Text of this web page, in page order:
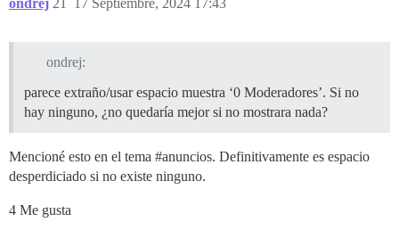
ondrej:
parece extraño/usar espacio muestra ‘0 Moderadores’. Si no
hay ninguno, ¿no quedaría mejor si no mostrara nada?
Mencioné esto en el tema #anuncios. Definitivamente es espacio
desperdiciado si no existe ninguno.
4 Me gusta